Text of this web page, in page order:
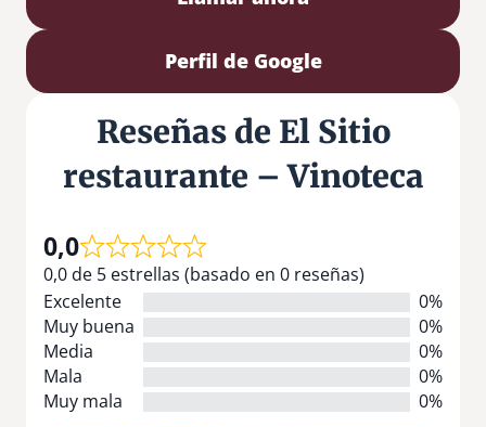
Perfil de Google
Reseñas de El Sitio
restaurante – Vinoteca
0,0
0,0 de 5 estrellas (basado en 0 reseñas)
Excelente
0%
Muy buena
0%
Media
0%
Mala
0%
Muy mala
0%